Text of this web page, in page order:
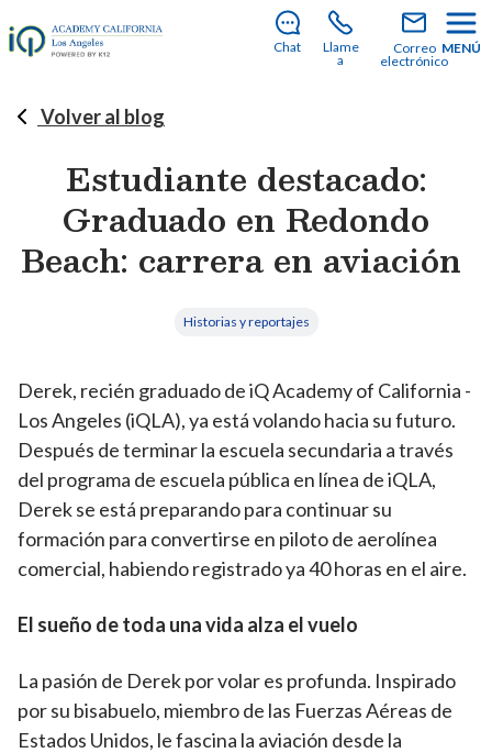
¡Todavía hay plazas disponibles para unirte a
nosotros en el curso escolar 2026-2027!Descubre
cómo matricularte
Chat
Llame
a
Correo
electrónico
MENÚ
Volver al blog
Estudiante destacado:
Graduado en Redondo
Beach: carrera en aviación
Historias y reportajes
Derek, recién graduado de iQ Academy of California -
Los Angeles (iQLA), ya está volando hacia su futuro.
Después de terminar la escuela secundaria a través
del programa de escuela pública en línea de iQLA,
Derek se está preparando para continuar su
formación para convertirse en piloto de aerolínea
comercial, habiendo registrado ya 40 horas en el aire.
El sueño de toda una vida alza el vuelo
La pasión de Derek por volar es profunda. Inspirado
por su bisabuelo, miembro de las Fuerzas Aéreas de
Estados Unidos, le fascina la aviación desde la